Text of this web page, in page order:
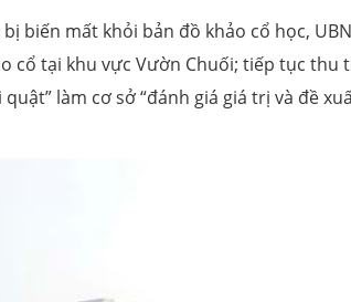
biến mất khỏi bản đồ khảo cổ học,
cổ tại khu vực Vườn Chuối; tiếp tục
làm cơ sở “đánh giá giá trị và đề